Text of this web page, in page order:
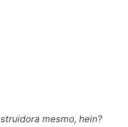
mesmo, hein?